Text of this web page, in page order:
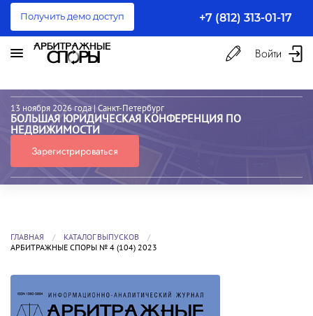
Получить демо доступ +7 (812) 313-01-17
Войти
13 ноября 2026 года | Санкт-Петербург
БОЛЬШАЯ ЮРИДИЧЕСКАЯ КОНФЕРЕНЦИЯ ПО
НЕДВИЖИМОСТИ
Зарегистрироваться
ГЛАВНАЯ
КАТАЛОГ ВЫПУСКОВ
АРБИТРАЖНЫЕ СПОРЫ № 4 (104) 2023